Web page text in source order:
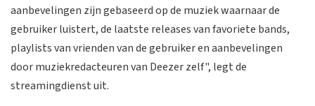
aanbevelingen zijn gebaseerd op de muziek waarnaar de
gebruiker luistert, de laatste releases van favoriete bands,
playlists van vrienden van de gebruiker en aanbevelingen
door muziekredacteuren van Deezer zelf", legt de
streamingdienst uit.